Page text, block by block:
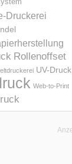
Druckerei
Rollenoffset
UV-Druck
Web-to-Print